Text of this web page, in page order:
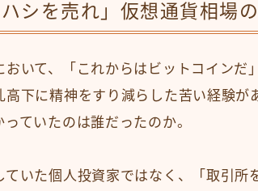
シを売れ」仮想通貨相場
いて、「これからはビットコインだ
下に精神をすり減らした苦い経験が
ていたのは誰だったのか。
いた個人投資家ではなく、「取引所